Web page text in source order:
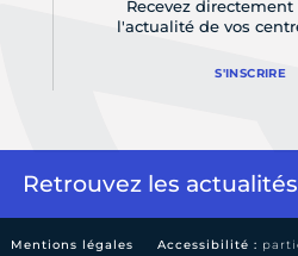
Recevez
l'actualité de vos
S'INSCRIRE
Retrouvez les
Mentions légales Accessibilité :